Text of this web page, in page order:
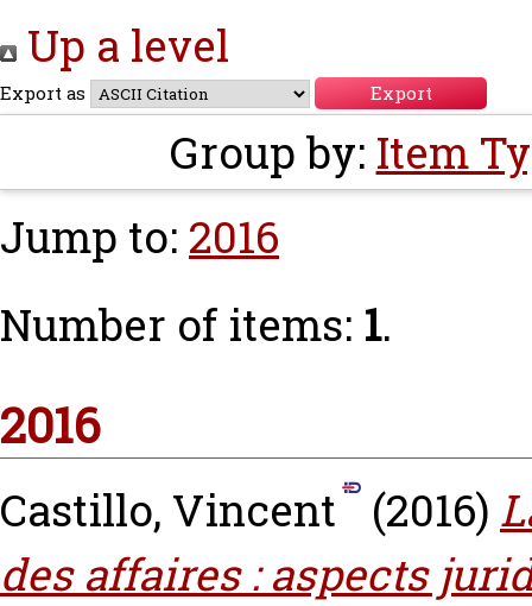
Up a level
Export as
Group by: Item
Jump to: 2016
Number of items: 1.
2016
Castillo, Vincent (2016)
des affaires : aspects